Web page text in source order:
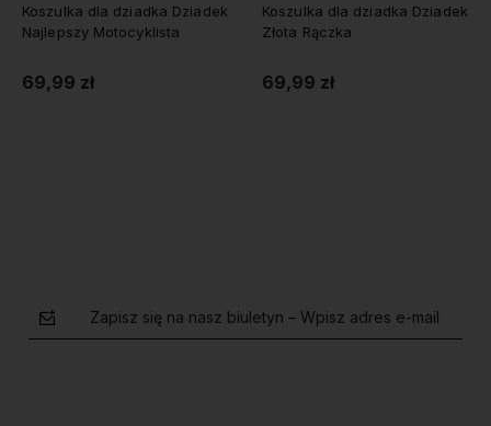
Koszulka dla dziadka Dziadek
Najlepszy Motocyklista
69,99 zł
Koszulka dla dziadka Dziadek
Złota Rączka
69,99 zł
Zapisz się na nasz biuletyn – Wpisz adres e-mail